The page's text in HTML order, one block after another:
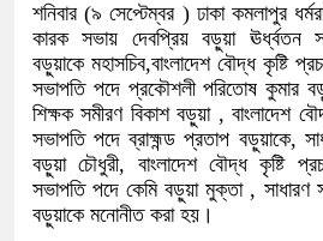
শনিবার (৯ সেপ্টেম্বর ) ঢাকা কমলাপুর
কারক সভায় দেবপ্রিয় বড়ুয়া ঊর্ধ্বতন
বড়ুয়াকে মহাসচিব,বাংলাদেশ বৌদ্ধ কৃষ্টি
সভাপতি পদে প্রকৌশলী পরিতোষ কুমার
শিক্ষক সমীরণ বিকাশ বড়ুয়া , বাংলাদেশ
সভাপতি পদে ব্রাহ্মন্ড প্রতাপ বড়ুয়াকে,
বড়ুয়া চৌধুরী, বাংলাদেশ বৌদ্ধ কৃষ্টি
সভাপতি পদে কেমি বড়ুয়া মুক্তা , সাধারণ
বড়ুয়াকে মনোনীত করা হয়।